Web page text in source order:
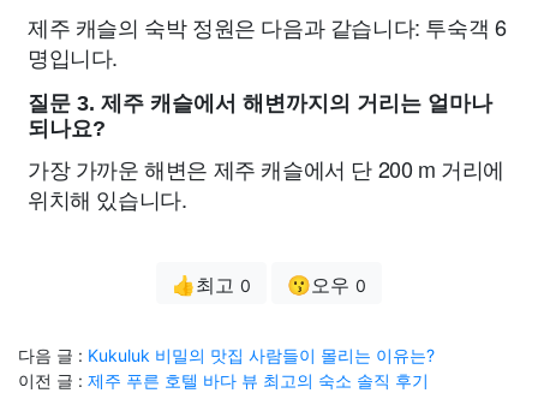
제주 캐슬의 숙박 정원은 다음과 같습니다: 투숙객 6
명입니다.
질문 3. 제주 캐슬에서 해변까지의 거리는 얼마나
되나요?
가장 가까운 해변은 제주 캐슬에서 단 200 m 거리에
위치해 있습니다.
👍최고 0 😗오우 0
다음 글 : Kukuluk 비밀의 맛집 사람들이 몰리는 이유는?
이전 글 : 제주 푸른 호텔 바다 뷰 최고의 숙소 솔직 후기